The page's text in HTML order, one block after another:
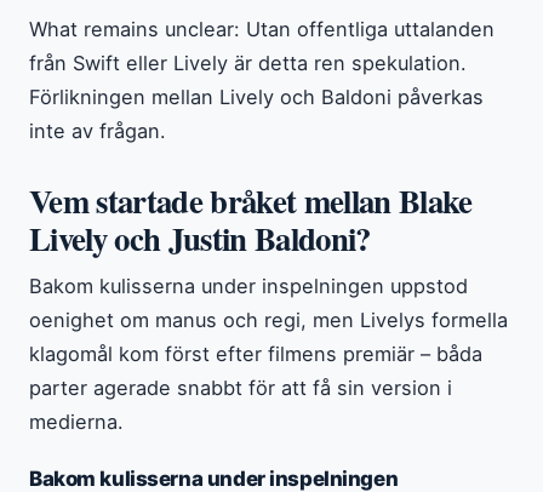
What remains unclear: Utan offentliga uttalanden
från Swift eller Lively är detta ren spekulation.
Förlikningen mellan Lively och Baldoni påverkas
inte av frågan.
Vem startade bråket mellan Blake
Lively och Justin Baldoni?
Bakom kulisserna under inspelningen uppstod
oenighet om manus och regi, men Livelys formella
klagomål kom först efter filmens premiär – båda
parter agerade snabbt för att få sin version i
medierna.
Bakom kulisserna under inspelningen